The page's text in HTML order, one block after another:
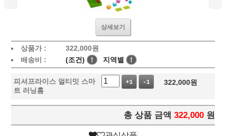
상세보기
상품가 : 322,000원
배송비 :
(조건) ! 지역별 !
피셔프라이스 얼티밋 스마
트 러닝홈
+1 -1 322,000원
총 상품 금액 322,000 원